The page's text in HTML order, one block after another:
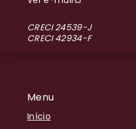
Menu
Início
CRECI 24539-J
CRECI 42934-F